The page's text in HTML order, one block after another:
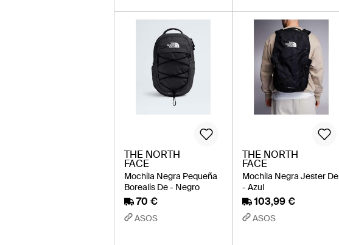
THE NORTH
FACE
Mochila Negra Pequeña
Borealis De - Negro
70 €
ASOS
THE NORTH
FACE
Mochila Negra Jester De
- Azul
103,99 €
ASOS